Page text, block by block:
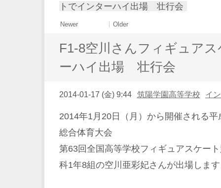
トでインターハイ出場 壮行会
Newer Older
F1-8空川さんフィギュア
ーハイ出場 壮行会
2014-01-17 (金) 9:44 筑陽学園高等学校 イ
2014年1月20日（月）から開催される
総合体育大会
第63回全国高等学校フィギュアスケー
科1年8組の空川亜彩妃さんが出場しま